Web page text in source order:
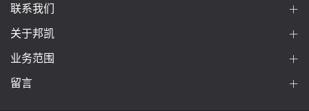
联系我们
关于邦凯
业务范围
留言